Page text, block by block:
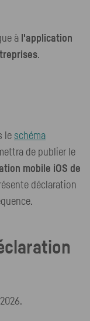
à l'application
.
le schéma
de publier le
mobile iOS de
déclaration